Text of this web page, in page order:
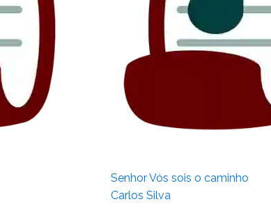
Senhor Vós sois o caminho
Carlos Silva